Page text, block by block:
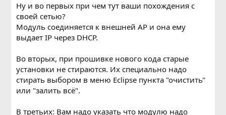
Ну и во первых при чем тут ваши похождения с
своей сетью?
Модуль соединяется к внешней AP и она ему
выдает IP через DHCP.
Во вторых, при прошивке нового кода старые
установки не стираются. Их специально надо
стирать выбором в меню Eclipse пункта "очистить"
или "залить всё".
В третьих: Вам надо указать что модулю надо